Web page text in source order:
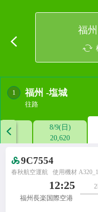
福州
1 福州 -塩城
往路

土)
8/9(日)
20,620
9C7554
春秋航空運航 使用機材
12:25
福州長楽国際空港